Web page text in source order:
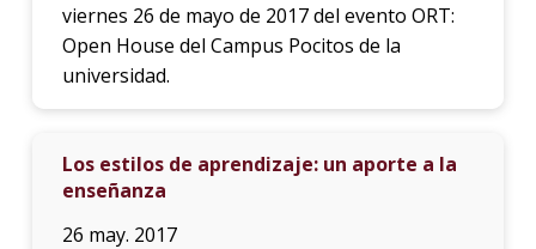
viernes 26 de mayo de 2017 del evento ORT:
Open House del Campus Pocitos de la
universidad.
Los estilos de aprendizaje: un aporte a la
enseñanza
26 may. 2017